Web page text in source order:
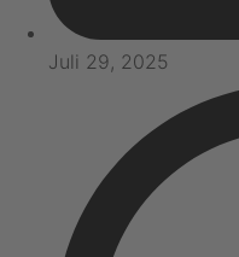
Juli 29, 2025